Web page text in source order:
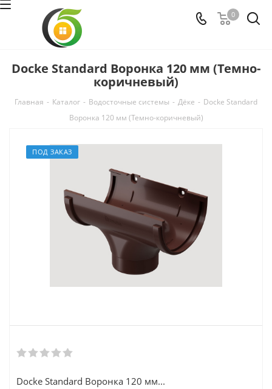
0
Docke Standard Воронка 120 мм (Темно-
коричневый)
Главная - Каталог - Водосточные системы - Дёке - Docke Standard
Воронка 120 мм (Темно-коричневый)
ПОД ЗАКАЗ
Docke Standard Воронка 120 мм...